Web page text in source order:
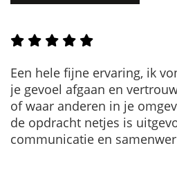
Een hele fijne ervaring, ik
je gevoel afgaan en
of waar anderen in je
de opdracht netjes is
communicatie en